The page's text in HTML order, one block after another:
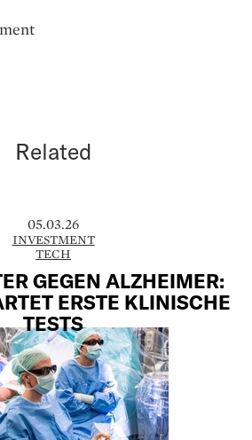
Related
05.03.26
INVESTMENT
TECH
GEGEN ALZHEIMER:
ERSTE KLINISCHE
TESTS